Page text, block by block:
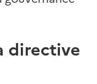
directive